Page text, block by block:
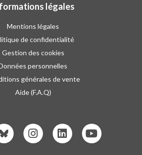
légales
Mentions légales
de confidentialité
Gestion des cookies
personnelles
générales de vente
Aide (F.A.Q)